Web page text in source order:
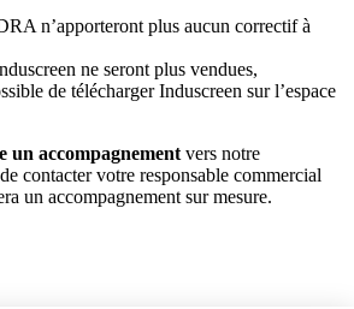
n’apporteront plus aucun correctif à
ne seront plus vendues,
de télécharger Induscreen sur l’espace
un accompagnement vers notre
contacter votre responsable commercial
un accompagnement sur mesure.